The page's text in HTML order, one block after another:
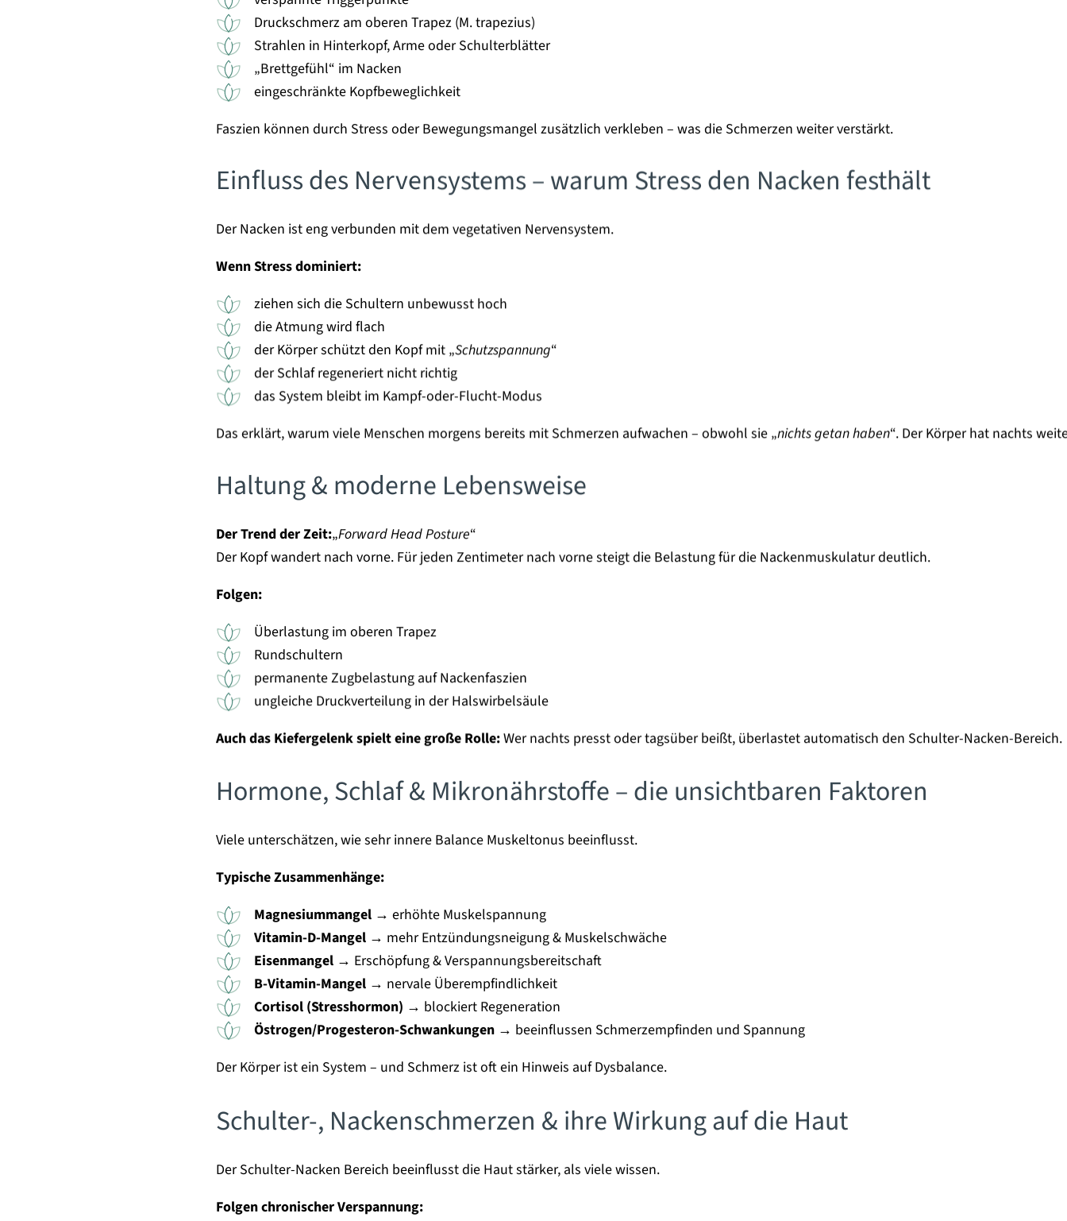
Druckschmerz am oberen Trapez (M. trapezius)
Strahlen in Hinterkopf, Arme oder Schulterblätter
„Brettgefühl“ im Nacken
eingeschränkte Kopfbeweglichkeit
Faszien können durch Stress oder Bewegungsmangel zusätzlich verkleben – was die Schmerzen weiter verstärkt.
Einfluss des Nervensystems – warum Stress den Nacken festhält
Der Nacken ist eng verbunden mit dem vegetativen Nervensystem.
Wenn Stress dominiert:
ziehen sich die Schultern unbewusst hoch
die Atmung wird flach
der Körper schützt den Kopf mit „Schutzspannung“
der Schlaf regeneriert nicht richtig
das System bleibt im Kampf-oder-Flucht-Modus
Das erklärt, warum viele Menschen morgens bereits mit Schmerzen aufwachen – obwohl sie „nichts getan haben“. Der Körper hat nachts
Haltung & moderne Lebensweise
Der Trend der Zeit:„Forward Head Posture“
Der Kopf wandert nach vorne. Für jeden Zentimeter nach vorne steigt die Belastung für die Nackenmuskulatur deutlich.
Folgen:
Überlastung im oberen Trapez
Rundschultern
permanente Zugbelastung auf Nackenfaszien
ungleiche Druckverteilung in der Halswirbelsäule
Auch das Kiefergelenk spielt eine große Rolle:Wer nachts presst oder tagsüber beißt, überlastet automatisch den Schulter-Nacken-Bereich.
Hormone, Schlaf & Mikronährstoffe – die unsichtbaren Faktoren
Viele unterschätzen, wie sehr innere Balance Muskeltonus beeinflusst.
Typische Zusammenhänge:
Magnesiummangel → erhöhte Muskelspannung
Vitamin-D-Mangel → mehr Entzündungsneigung & Muskelschwäche
Eisenmangel → Erschöpfung & Verspannungsbereitschaft
B-Vitamin-Mangel → nervale Überempfindlichkeit
Cortisol (Stresshormon) → blockiert Regeneration
Östrogen/Progesteron-Schwankungen → beeinflussen Schmerzempfinden und Spannung
Der Körper ist ein System – und Schmerz ist oft ein Hinweis auf Dysbalance.
Schulter-, Nackenschmerzen & ihre Wirkung auf die Haut
Der Schulter-Nacken Bereich beeinflusst die Haut stärker, als viele wissen.
Folgen chronischer Verspannung: